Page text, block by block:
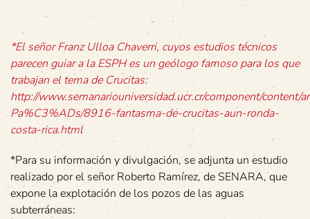
*El señor Franz Ulloa Chaverri, cuyos estudios técnicos
parecen guiar a la ESPH es un geólogo famoso para los que
trabajan el tema de Crucitas:
http://www.semanariouniversidad.ucr.cr/component/content/
Pa%C3%ADs/8916-fantasma-de-crucitas-aun-ronda-
costa-rica.html
*Para su información y divulgación, se adjunta un estudio
realizado por el señor Roberto Ramírez, de SENARA, que
expone la explotación de los pozos de las aguas
subterráneas: